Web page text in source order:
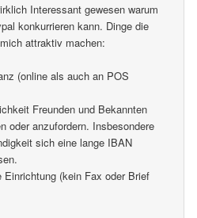
Interessant gewesen warum
konkurrieren kann. Dinge die
attraktiv machen:
(online als auch an POS
Freunden und Bekannten
oder anzufordern. Insbesondere
sich eine lange IBAN
Einrichtung (kein Fax oder Brief